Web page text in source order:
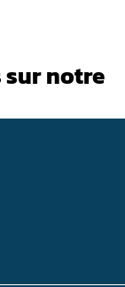
sur notre